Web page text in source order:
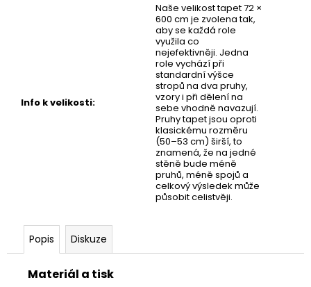
Info k velikosti:
Naše velikost tapet 72 ×
600 cm je zvolena tak,
aby se každá role
využila co
nejefektivněji. Jedna
role vychází při
standardní výšce
stropů na dva pruhy,
vzory i při dělení na
sebe vhodně navazují.
Pruhy tapet jsou oproti
klasickému rozměru
(50–53 cm) širší, to
znamená, že na jedné
stěně bude méně
pruhů, méně spojů a
celkový výsledek může
působit celistvěji.
Popis Diskuze
Materiál a tisk
TAPETA